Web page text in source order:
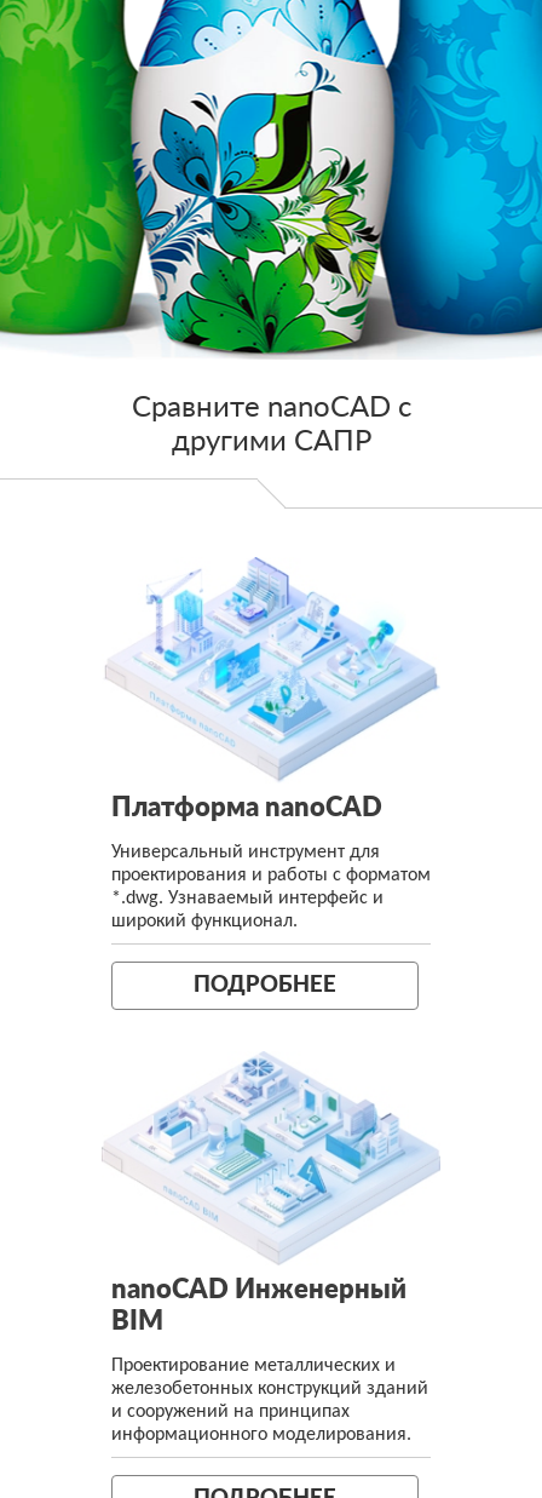
Сравните nanoCAD с
другими САПР
Платформа nanoCAD
Универсальный инструмент для
проектирования и работы с форматом
*.dwg. Узнаваемый интерфейс и
широкий функционал.
ПОДРОБНЕЕ
nanoCAD Инженерный
BIM
Проектирование металлических и
железобетонных конструкций зданий
и сооружений на принципах
информационного моделирования.